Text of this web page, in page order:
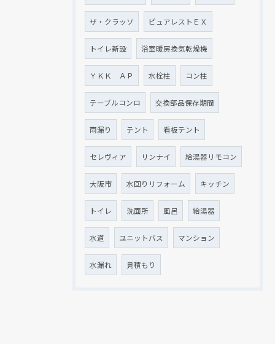
ザ・クラッソ ピュアレストＥＸ
トイレ新設 浴室暖房換気乾燥機
ＹＫＫ ＡＰ 水栓柱 コン柱
テーブルコンロ 交換部品保存期間
雨漏り テント 看板テント
セレヴィア リンナイ 給湯器リモコン
大阪市 水回りリフォーム キッチン
トイレ 洗面所 風呂 給湯器
水道 ユニットバス マンション
水漏れ 見積もり